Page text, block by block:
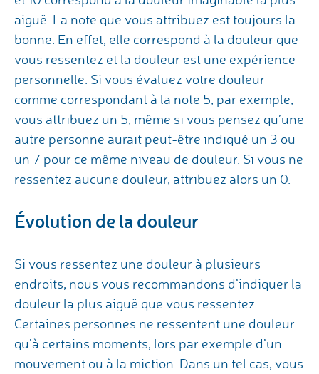
aiguë. La note que vous attribuez est toujours la
bonne. En effet, elle correspond à la douleur que
vous ressentez et la douleur est une expérience
personnelle. Si vous évaluez votre douleur
comme correspondant à la note 5, par exemple,
vous attribuez un 5, même si vous pensez qu’une
autre personne aurait peut-être indiqué un 3 ou
un 7 pour ce même niveau de douleur. Si vous ne
ressentez aucune douleur, attribuez alors un 0.
Évolution de la douleur
Si vous ressentez une douleur à plusieurs
endroits, nous vous recommandons d’indiquer la
douleur la plus aiguë que vous ressentez.
Certaines personnes ne ressentent une douleur
qu’à certains moments, lors par exemple d’un
mouvement ou à la miction. Dans un tel cas, vous